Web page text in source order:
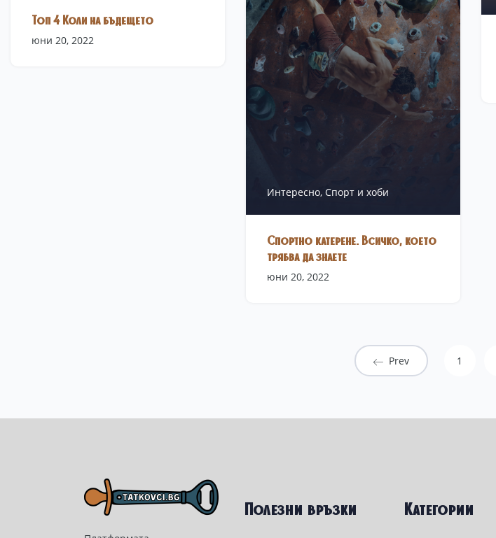
Топ 4 Коли на бъдещето
юни 20, 2022
Интересно, Спорт и хоби
Спортно катерене. Всичко, което
трябва да знаете
юни 20, 2022
Prev 1
Полезни връзки Категории